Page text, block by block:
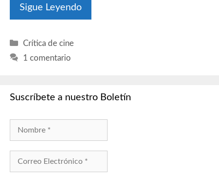
Sigue Leyendo
Categorías
Crítica de cine
1 comentario
Suscríbete a nuestro Boletín